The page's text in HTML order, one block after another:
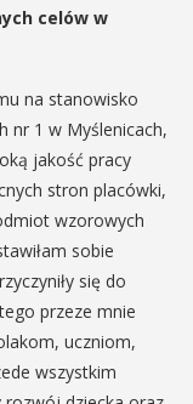
celów w
na stanowisko
nr 1 w Myślenicach,
jakość pracy
stron placówki,
wzorowych
sobie
się do
przeze mnie
uczniom,
wszystkim